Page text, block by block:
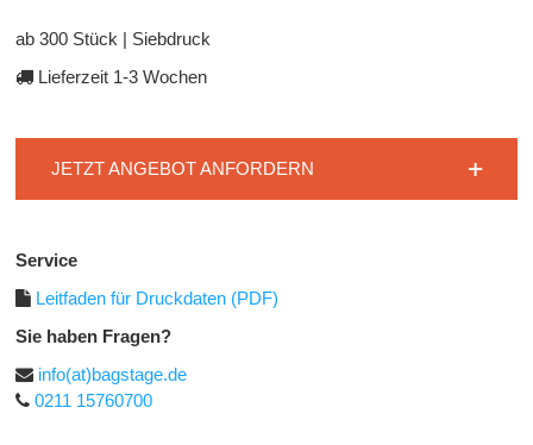
ab 300 Stück | Siebdruck
Lieferzeit 1-3 Wochen
JETZT ANGEBOT ANFORDERN
Service
Leitfaden für Druckdaten (PDF)
Sie haben Fragen?
info(at)bagstage.de
0211 15760700